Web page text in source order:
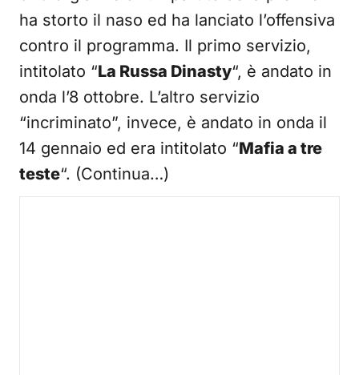
ha storto il naso ed ha lanciato l’offensiva
contro il programma. Il primo servizio,
intitolato “La Russa Dinasty“, è andato in
onda l’8 ottobre. L’altro servizio
“incriminato”, invece, è andato in onda il
14 gennaio ed era intitolato “Mafia a tre
teste“. (Continua…)